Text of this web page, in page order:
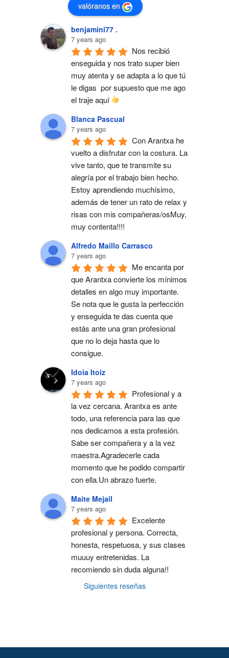
valóranos en
benjamini77 .
7 years ago
Nos recibió
enseguida y nos trato super bien
muy atenta y se adapta a lo que tú
le digas  por supuesto que me ago
el traje aquí
Blanca Pascual
7 years ago
Con Arantxa he
vuelto a disfrutar con la costura. La
vive tanto, que te transmite su
alegría por el trabajo bien hecho.
Estoy aprendiendo muchísimo,
además de tener un rato de relax y
risas con mis compañeras/osMuy,
muy contenta!!!!
Alfredo Maillo Carrasco
7 years ago
Me encanta por
que Arantxa convierte los mínimos
detalles en algo muy importante.
Se nota que le gusta la perfección
y enseguida te das cuenta que
estás ante una gran profesional
que no lo deja hasta que lo
consigue.
Idoia Itoiz
7 years ago
Profesional y a
la vez cercana. Arantxa es ante
todo, una referencia para las que
nos dedicamos a esta profesión.
Sabe ser compañera y a la vez
maestra.Agradecerle cada
momento que he podido compartir
con ella.Un abrazo fuerte.
Maite Mejail
7 years ago
Excelente
profesional y persona. Correcta,
honesta, respetuosa, y sus clases
muuuy entretenidas. La
recomiendo sin duda alguna!!
Siguientes reseñas